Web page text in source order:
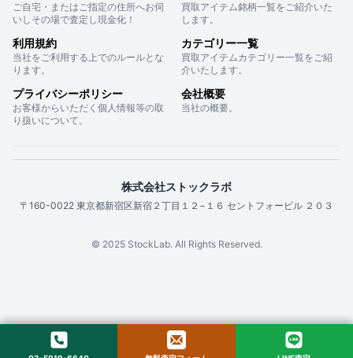
ご自宅・またはご指定の住所へお伺
いしその場で査定し現金化！
買取アイテム銘柄一覧をご紹介いた
します。
利用規約
当社をご利用する上でのルールとな
ります。
カテゴリー一覧
買取アイテムカテゴリー一覧をご紹
介いたします。
プライバシーポリシー
お客様からいただく個人情報等の取
り扱いについて。
会社概要
当社の概要。
株式会社ストックラボ
〒160-0022 東京都新宿区新宿２丁目１２−１６ セントフォービル ２０３
© 2025 StockLab. All Rights Reserved.